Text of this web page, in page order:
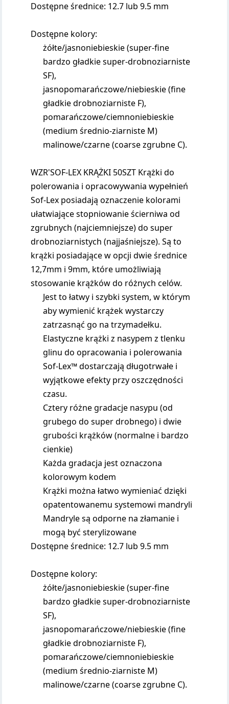
Dostępne średnice: 12.7 lub 9.5 mm
Dostępne kolory:
żółte/jasnoniebieskie (super-fine
bardzo gładkie super-drobnoziarniste
SF),
jasnopomarańczowe/niebieskie (fine
gładkie drobnoziarniste F),
pomarańczowe/ciemnoniebieskie
(medium średnio-ziarniste M)
malinowe/czarne (coarse zgrubne C).
WZR'SOF-LEX KRĄŻKI 50SZT Krążki do
polerowania i opracowywania wypełnień
Sof-Lex posiadają oznaczenie kolorami
ułatwiające stopniowanie ścierniwa od
zgrubnych (najciemniejsze) do super
drobnoziarnistych (najjaśniejsze). Są to
krążki posiadające w opcji dwie średnice
12,7mm i 9mm, które umożliwiają
stosowanie krążków do różnych celów.
Jest to łatwy i szybki system, w którym
aby wymienić krążek wystarczy
zatrzasnąć go na trzymadełku.
Elastyczne krążki z nasypem z tlenku
glinu do opracowania i polerowania
Sof-Lex™ dostarczają długotrwałe i
wyjątkowe efekty przy oszczędności
czasu.
Cztery różne gradacje nasypu (od
grubego do super drobnego) i dwie
grubości krążków (normalne i bardzo
cienkie)
Każda gradacja jest oznaczona
kolorowym kodem
Krążki można łatwo wymieniać dzięki
opatentowanemu systemowi mandryli
Mandryle są odporne na złamanie i
mogą być sterylizowane
Dostępne średnice: 12.7 lub 9.5 mm
Dostępne kolory:
żółte/jasnoniebieskie (super-fine
bardzo gładkie super-drobnoziarniste
SF),
jasnopomarańczowe/niebieskie (fine
gładkie drobnoziarniste F),
pomarańczowe/ciemnoniebieskie
(medium średnio-ziarniste M)
malinowe/czarne (coarse zgrubne C).